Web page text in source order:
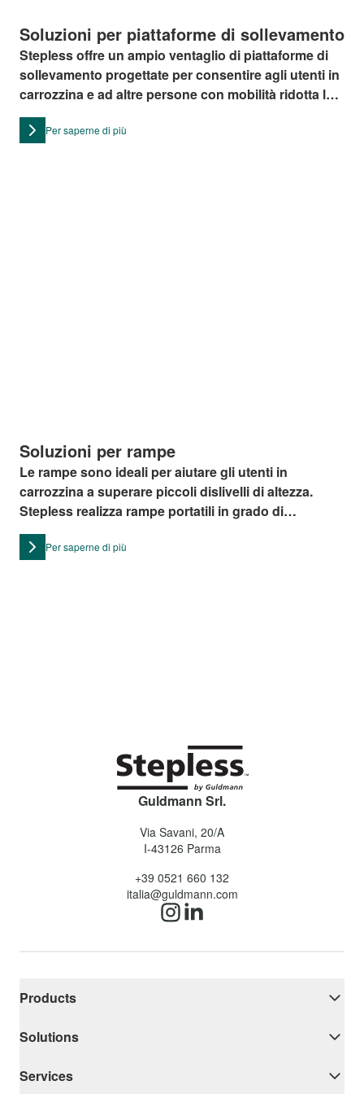
Soluzioni per piattaforme di sollevamento
Stepless offre un ampio ventaglio di piattaforme di
sollevamento progettate per consentire agli utenti in
carrozzina e ad altre persone con mobilità ridotta la
possibilità di accedere in modo dignitoso e agevole
a luoghi altrimenti difficili da raggiungere.
Per saperne di più
Soluzioni per rampe
Le rampe sono ideali per aiutare gli utenti in
carrozzina a superare piccoli dislivelli di altezza.
Stepless realizza rampe portatili in grado di
soddisfare ogni esigenza.
Per saperne di più
Guldmann Srl.
Via Savani, 20/A
I-43126 Parma
+39 0521 660 132
italia@guldmann.com
Products
Solutions
Services